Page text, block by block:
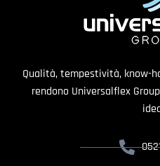
Qualità, tempestività, know-
rendono Universalflex